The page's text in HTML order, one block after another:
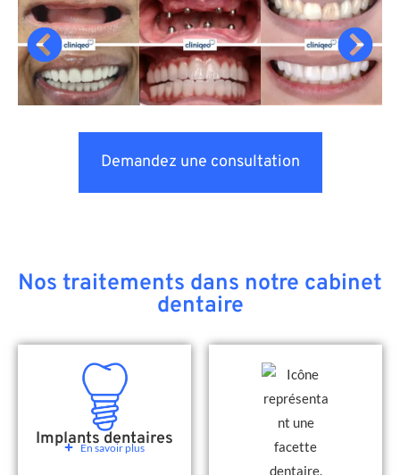
Demandez une consultation
Nos traitements dans notre cabinet
dentaire
Implants dentaires
En savoir plus